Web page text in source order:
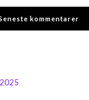
kommentarer